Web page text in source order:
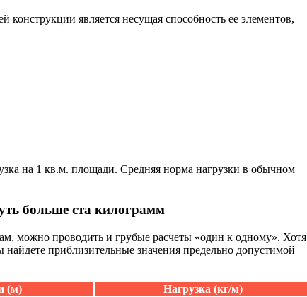
является несущая способность ее элементов,
на 1 кв.м. площади. Средняя норма нагрузки в обычном
больше ста килограмм
можно проводить и грубые расчеты «один к одному». Хотя
приблизительные значения предельно допустимой
(м)
Нагрузка (кг/м)